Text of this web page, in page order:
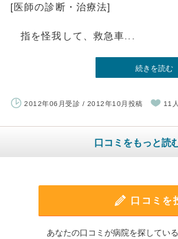
[医師の診断・治療法]
指を怪我して、救急車...
続きを読む
2012年06月受診 / 2012年10月投稿 11
口コミをもっと読
口コミを
あなたの口コミが病院を探してい